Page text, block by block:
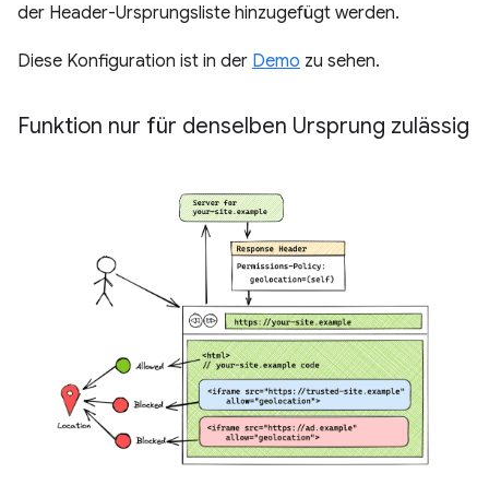
der Header-Ursprungsliste hinzugefügt werden.
Diese Konfiguration ist in der Demo zu sehen.
Funktion nur für denselben Ursprung zulässig